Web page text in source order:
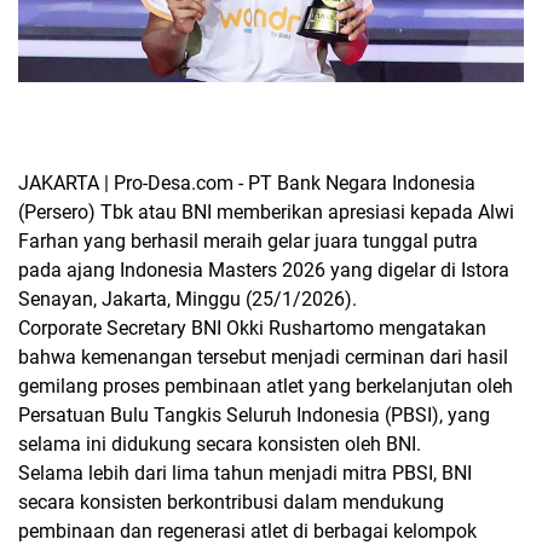
JAKARTA | Pro-Desa.com -PT Bank Negara Indonesia
(Persero) Tbk atau BNI memberikan apresiasi kepada Alwi
Farhan yang berhasil meraih gelar juara tunggal putra
pada ajang Indonesia Masters 2026 yang digelar di Istora
Senayan, Jakarta, Minggu (25/1/2026).
Corporate Secretary BNI Okki Rushartomo mengatakan
bahwa kemenangan tersebut menjadi cerminan dari hasil
gemilang proses pembinaan atlet yang berkelanjutan oleh
Persatuan Bulu Tangkis Seluruh Indonesia (PBSI), yang
selama ini didukung secara konsisten oleh BNI.
Selama lebih dari lima tahun menjadi mitra PBSI, BNI
secara konsisten berkontribusi dalam mendukung
pembinaan dan regenerasi atlet di berbagai kelompok